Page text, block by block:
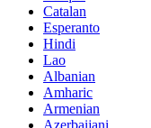
Catalan
Esperanto
Hindi
Lao
Albanian
Amharic
Armenian
Azerbaijani